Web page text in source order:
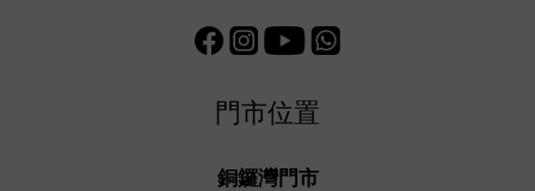
門市位置
銅鑼灣門市